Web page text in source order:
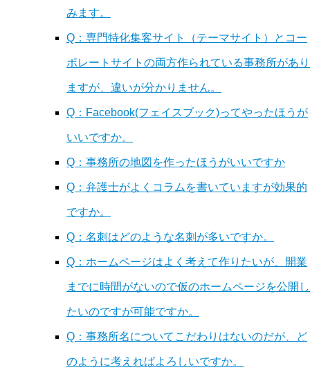
みます。
Q：専門特化集客サイト（テーマサイト）とコー
ポレートサイトの両方作られている事務所があり
ますが、違いが分かりません。
Q：Facebook(フェイスブック)ってやったほうが
いいですか。
Q：事務所の地図を作ったほうがいいですか
Q：弁護士がよくコラムを書いていますが効果的
ですか。
Q：名刺はどのような名刺が多いですか。
Q：ホームページはよく考えて作りたいが、開業
までに時間がないので仮のホームページを公開し
たいのですが可能ですか。
Q：事務所名についてこだわりはないのだが、ど
のように考えればよろしいですか。